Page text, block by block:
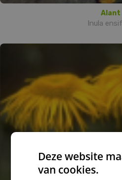
Alant
Inula
Deze website
van cookies.